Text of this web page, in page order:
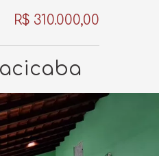
R$ 310.000,00